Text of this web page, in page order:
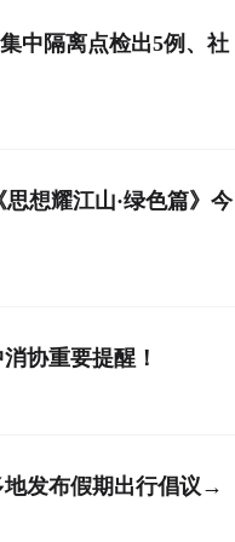
中隔离点检出5例、社
想耀江山·绿色篇》今
协重要提醒！
地发布假期出行倡议→